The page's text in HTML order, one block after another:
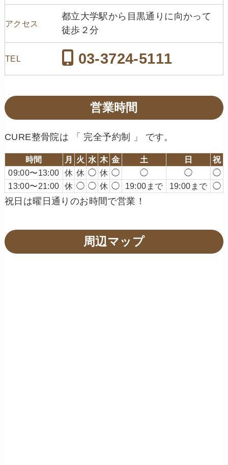
アクセス
都立大学駅から目黒通りに向かって
徒歩２分
TEL 03-3724-5111
営業時間
CURE整骨院は 「 完全予約制 」 です。
時間 月 火 水 木 金 土 日
祝
09:00〜13:00
休 休 ◯ 休 ◯ ◯ ◯
◯
13:00〜21:00
休 ◯ ◯ 休 ◯ 19:00まで 19:00まで ◯
祝日は曜日通りのお時間で営業！
周辺マップ